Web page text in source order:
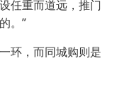
任重而道远，推门
。”
环，而同城购则是